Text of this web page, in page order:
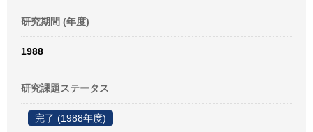
研究期間 (年度)
1988
研究課題ステータス
完了 (1988年度)